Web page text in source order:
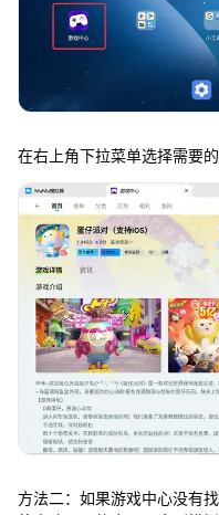
在右上角下拉菜单选择需要的
方法二：如果游戏中心没有